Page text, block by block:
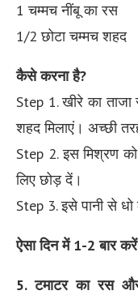
1 चम्मच नींबू का रस
1/2 छोटा चम्मच शहद
कैसे करना है?
Step 1. खीरे का
शहद मिलाएं। अच्छी
Step 2. इस मिश्रण
लिए छोड़ दें।
Step 3. इसे पानी से
ऐसा दिन में 1-2 बार
5. टमाटर का रस